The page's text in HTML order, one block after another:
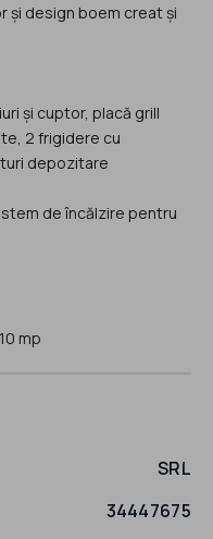
și design boem creat și
și cuptor, placă grill
2 frigidere cu
depozitare
de încălzire pentru
SRL
34447675